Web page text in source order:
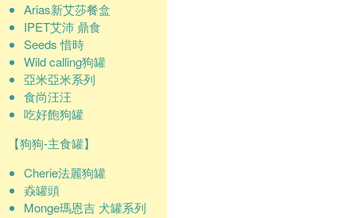
Arias新艾莎餐盒
IPET艾沛 鼎食
Seeds 惜時
Wild calling狗罐
亞米亞米系列
食尚汪汪
吃好飽狗罐
【狗狗-主食罐】
Cherie法麗狗罐
猋罐頭
Monge瑪恩吉 犬罐系列